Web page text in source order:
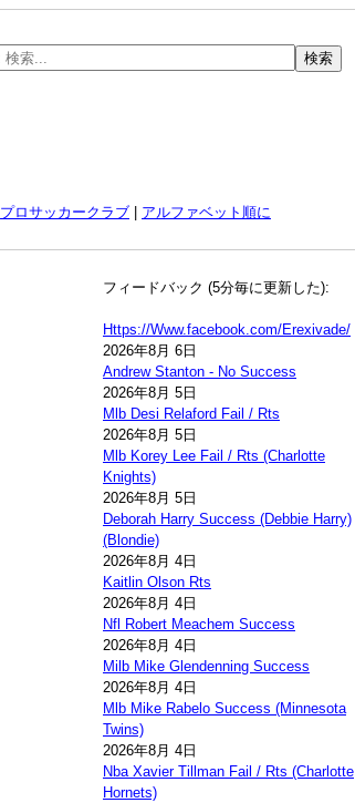
プロサッカークラブ アルファベット順に
フィードバック (5分毎に更新した):
Https://Www.facebook.com/Erexivade/
2026年8月 6日
Andrew Stanton - No Success
2026年8月 5日
Mlb Desi Relaford Fail / Rts
2026年8月 5日
Mlb Korey Lee Fail / Rts (Charlotte
Knights)
2026年8月 5日
Deborah Harry Success (Debbie Harry)
(Blondie)
2026年8月 4日
Kaitlin Olson Rts
2026年8月 4日
Nfl Robert Meachem Success
2026年8月 4日
Milb Mike Glendenning Success
2026年8月 4日
Mlb Mike Rabelo Success (Minnesota
Twins)
2026年8月 4日
Nba Xavier Tillman Fail / Rts (Charlotte
Hornets)